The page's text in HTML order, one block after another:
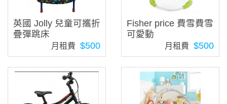
英國 Jolly 兒童可攜折
疊彈跳床
月租費 $500
Fisher price 費雪費雪
可愛動
月租費 $500